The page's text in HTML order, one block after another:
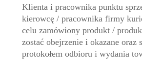
Klienta i pracownika punktu
kierowcę / pracownika firmy
celu zamówiony produkt /
zostać obejrzenie i okazane oraz
protokołem odbioru i wydania